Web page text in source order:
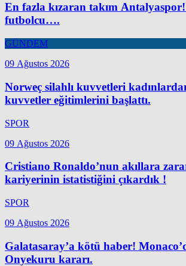
En fazla kızaran takım
futbolcu….
GÜNDEM
09 Ağustos 2026
Norweç silahlı kuvvetleri
kuvvetler eğitimlerini başlattı.
SPOR
09 Ağustos 2026
Cristiano Ronaldo’nun akıllara
kariyerinin istatistiğini çıkardık !
SPOR
09 Ağustos 2026
Galatasaray’a kötü haber!
Onyekuru kararı.